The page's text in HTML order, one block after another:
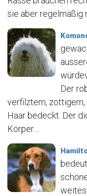
sie aber regelmäßig
Der
verfilztem,
Haar bedeckt. Der
Körper....